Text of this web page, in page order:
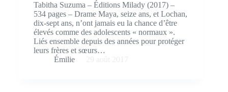
Tabitha Suzuma – Éditions Milady (2017) –
534 pages – Drame Maya, seize ans, et Lochan,
dix-sept ans, n’ont jamais eu la chance d’être
élevés comme des adolescents « normaux ».
Liés ensemble depuis des années pour protéger
leurs frères et sœurs…
Émilie